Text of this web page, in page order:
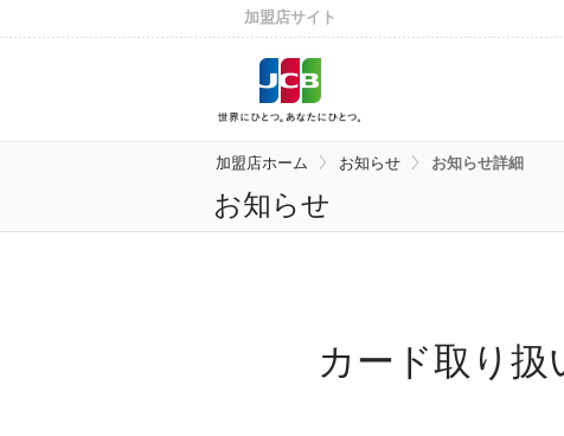
加盟店サイト
加盟店ホーム お知らせ お知らせ詳細
お知らせ
カード取り扱